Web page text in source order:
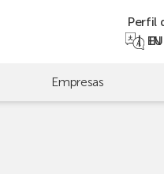
Perfil
EU
EN
Empresas